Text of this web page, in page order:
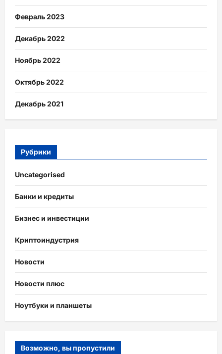
Февраль 2023
Декабрь 2022
Ноябрь 2022
Октябрь 2022
Декабрь 2021
Рубрики
Uncategorised
Банки и кредиты
Бизнес и инвестиции
Криптоиндустрия
Новости
Новости плюс
Ноутбуки и планшеты
Возможно, вы пропустили